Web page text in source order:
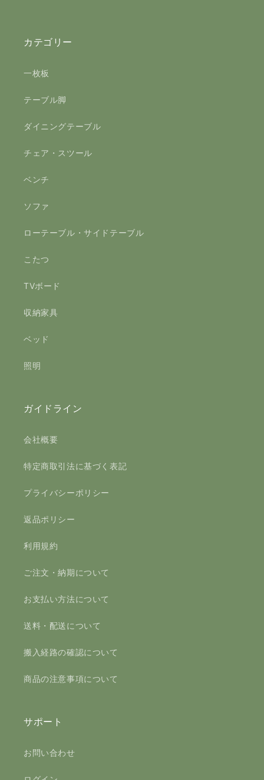
カテゴリー
一枚板
テーブル脚
ダイニングテーブル
チェア・スツール
ベンチ
ソファ
ローテーブル・サイドテーブル
こたつ
TVボード
収納家具
ベッド
照明
ガイドライン
会社概要
特定商取引法に基づく表記
プライバシーポリシー
返品ポリシー
利用規約
ご注文・納期について
お支払い方法について
送料・配送について
搬入経路の確認について
商品の注意事項について
サポート
お問い合わせ